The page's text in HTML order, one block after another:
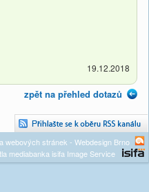
19.12.2018
zpět na přehled dotazů
webových stránek - Webdesign Brno
mediabanka isifa Image Service